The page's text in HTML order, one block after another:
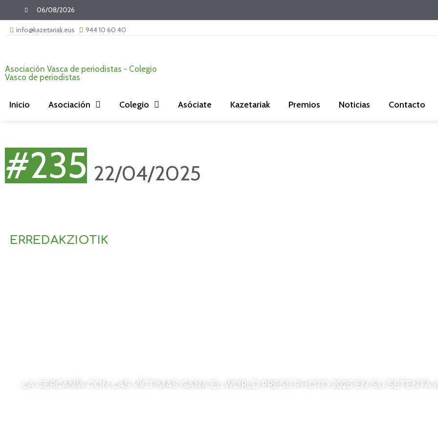
06/08/2026
info@kazetariak.eus 944 10 60 40
Asociación Vasca de periodistas - Colegio
Vasco de periodistas
Inicio Asociación Colegio Asóciate Kazetariak Premios Noticias Contacto
#235 22/04/2025
ERREDAKZIOTIK
LA CERCANÍA CON LAS VÍCTIMAS GANA EL WORLD PRESS PHOTO 2025 EN SU SETENTA